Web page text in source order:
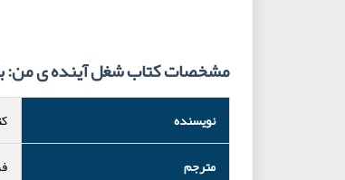
مشخصات کتاب شغل آینده ی من:
نویسنده
مترجم